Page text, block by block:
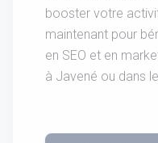
booster votre
maintenant pour
en SEO et en
à Javené ou dans